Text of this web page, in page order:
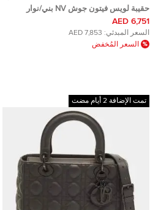
حقيبة لويس فيتون جوش NV بني/نوار
M45349 كانفاس مونوجرام ماكاسار
6,751 AED
السعر المبدئي: 7,853 AED
السعر المُخفض
تمت الإضافة 2 أيام مضت